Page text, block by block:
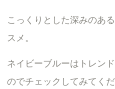
こっくりとした深みのあ
スメ。
ネイビーブルーはトレン
のでチェックしてみてくだ